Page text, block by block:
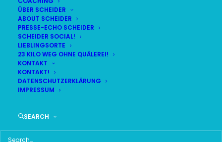
ÜBER SCHEIDER
ABOUT SCHEIDER
PRESSE-ECHO SCHEIDER
SCHEIDER SOCIAL!
LIEBLINGSORTE
23 KILO WEG OHNE QUÄLEREI!
KONTAKT
KONTAKT!
DATENSCHUTZERKLÄRUNG
IMPRESSUM
SEARCH